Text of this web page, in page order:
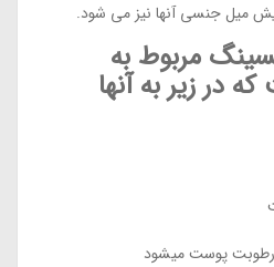
میل جنسی آنها نیز می شود.
مربوط به
در زیر به آنها
پوست میشود